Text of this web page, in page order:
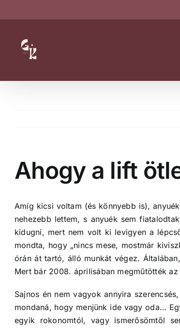
Ahogy a lift
Amíg kicsi voltam (és könnyebb is),
nehezebb lettem, s anyuék sem
kidugni, mert nem volt ki levigyen a
mondta, hogy „nincs mese, mostmár
órán át tartó, álló munkát végez.
Mert bár 2008. áprilisában megműtötték
Sajnos én nem vagyok annyira
mondaná, hogy menjünk ide vagy oda…
egyik rokonomtól, vagy ismerősömtől